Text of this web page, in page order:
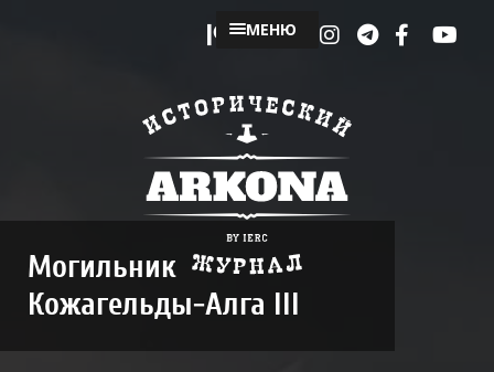
МЕНЮ
Могильник
Кожагельды-Алга III